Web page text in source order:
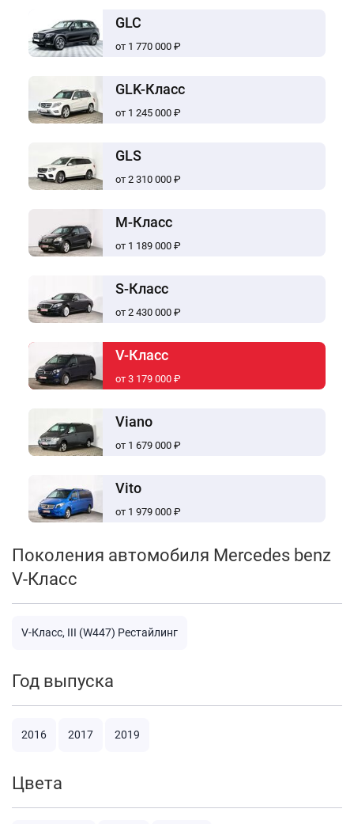
GLC
от 1 770 000 ₽
GLK-Класс
от 1 245 000 ₽
GLS
от 2 310 000 ₽
M-Класс
от 1 189 000 ₽
S-Класс
от 2 430 000 ₽
V-Класс
от 3 179 000 ₽
Viano
от 1 679 000 ₽
Vito
от 1 979 000 ₽
Поколения автомобиля Mercedes benz
V-Класс
V-Класс, III (W447) Рестайлинг
Год выпуска
2016 2017 2019
Цвета